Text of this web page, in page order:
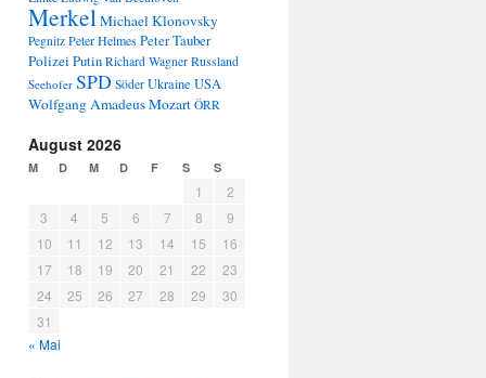
MerkelMichael Klonovsky
Pegnitz Peter HelmesPeter Tauber
PolizeiPutin Richard Wagner Russland
Seehofer SPD Söder Ukraine USA
Wolfgang Amadeus Mozart ÖRR
August 2026
M D M D F S S
1
2
3
4 5 6 7 8
9
10
11 12 13 14 15
16
17
18 19 20 21 22
23
24
25 26 27 28 29
30
31
« Mai